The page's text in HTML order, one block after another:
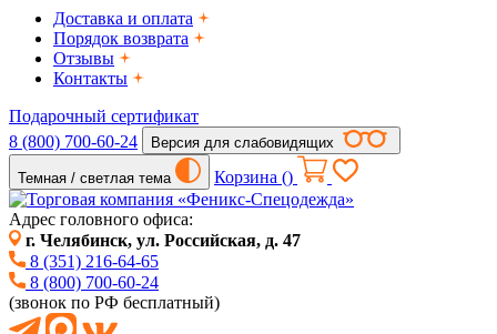
Доставка и оплата
Порядок возврата
Отзывы
Контакты
Подарочный сертификат
8 (800) 700-60-24
Версия для слабовидящих
Темная / светлая тема Корзина ()
Адрес головного офиса:
г. Челябинск, ул. Российская, д. 47
8 (351) 216-64-65
8 (800) 700-60-24
(звонок по РФ бесплатный)